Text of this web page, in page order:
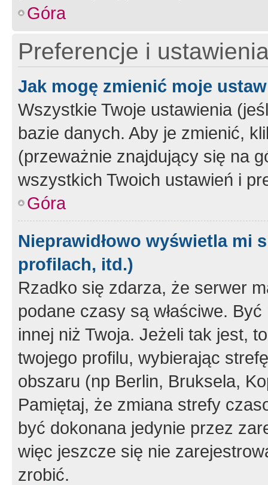
Góra
Preferencje i
Jak mogę zmienić moje
Wszystkie Twoje ustawienia
bazie danych. Aby je zmienić,
(przeważnie znajdujący się na
wszystkich Twoich ustawień i
Góra
Nieprawidłowo wyświetla mi
profilach, itd.)
Rzadko się zdarza, że serwer
podane czasy są właściwe.
innej niż Twoja. Jeżeli tak jest,
twojego profilu, wybierając
obszaru (np Berlin, Bruksela,
Pamiętaj, że zmiana strefy
być dokonana jedynie przez
więc jeszcze się nie
zrobić.